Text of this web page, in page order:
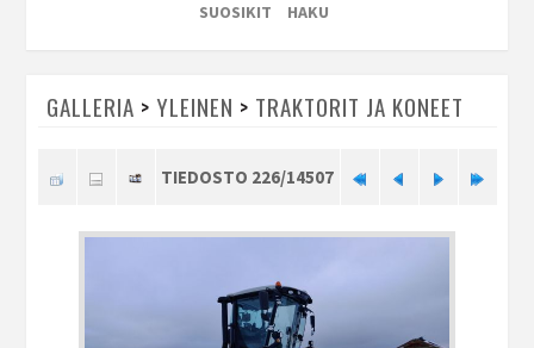
SUOSIKIT
HAKU
GALLERIA > YLEINEN > TRAKTORIT JA KONEET
TIEDOSTO 226/14507